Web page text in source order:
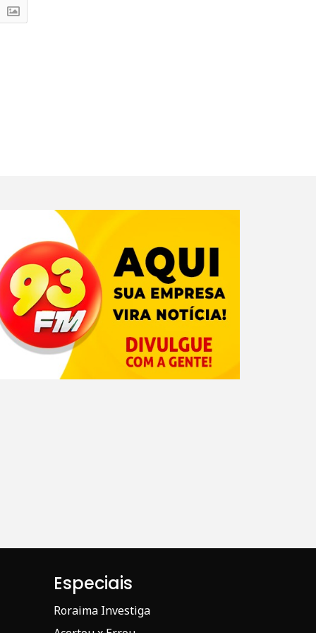
Especiais
Roraima Investiga